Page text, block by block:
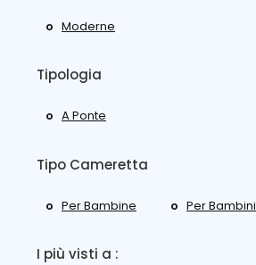
Moderne
Tipologia
A Ponte
Tipo Cameretta
Per Bambine Per Bambini
I più visti a :